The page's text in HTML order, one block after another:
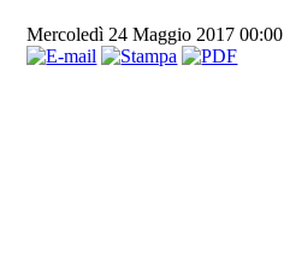
Mercoledì 24 Maggio 2017 00:00